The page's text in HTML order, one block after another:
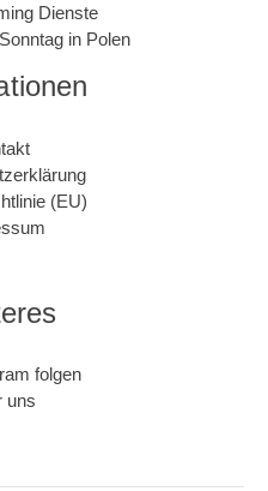
Dienste
in Polen
(EU)
folgen
uns